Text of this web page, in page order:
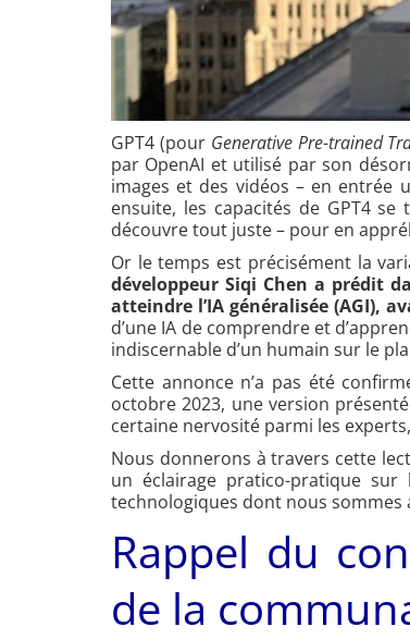
GPT4 (pour Generative Pre-trained
par OpenAI et utilisé par son
images et des vidéos – en
ensuite, les capacités de GPT4
découvre tout juste – pour en
Or le temps est précisément la
développeur Siqi Chen a prédit
atteindre l’IA généralisée (AGI),
d’une IA de comprendre et
indiscernable d’un humain sur le
Cette annonce n’a pas été
octobre 2023, une version
certaine nervosité parmi les
Nous donnerons à travers cette
un éclairage pratico-pratique
technologiques dont nous
Rappel du
de la